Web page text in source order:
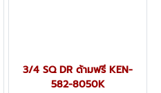
3/4 SQ DR ด้ามฟรี KEN-
582-8050K